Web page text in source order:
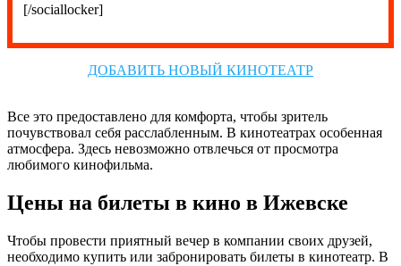
[/sociallocker]
ДОБАВИТЬ НОВЫЙ КИНОТЕАТР
Все это предоставлено для комфорта, чтобы зритель
почувствовал себя расслабленным. В кинотеатрах особенная
атмосфера. Здесь невозможно отвлечься от просмотра
любимого кинофильма.
Цены на билеты в кино в Ижевске
Чтобы провести приятный вечер в компании своих друзей,
необходимо купить или забронировать билеты в кинотеатр. В